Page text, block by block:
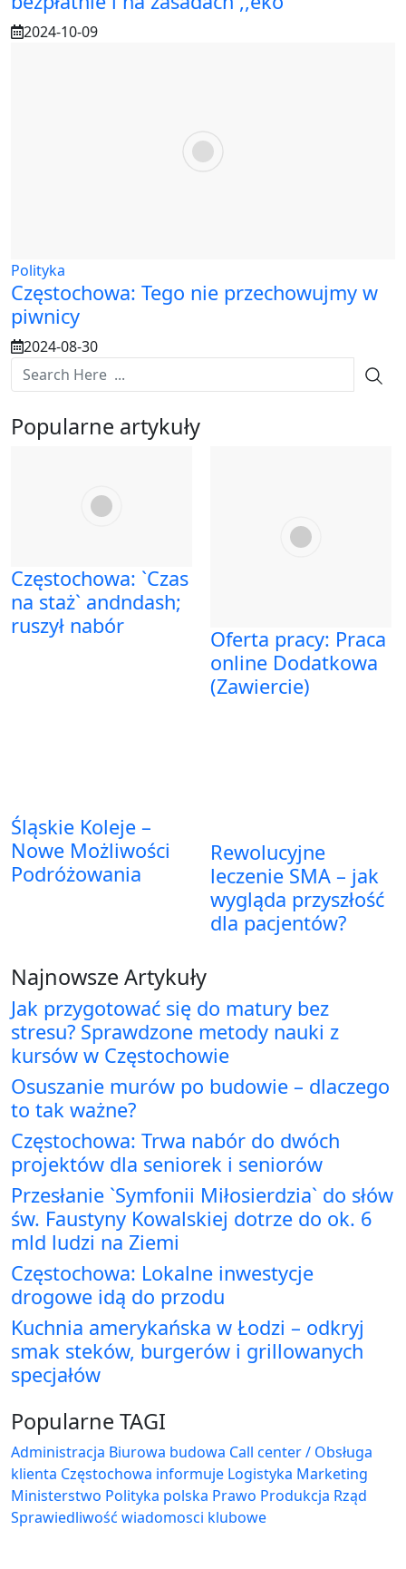
2024-10-09
Polityka
Częstochowa: Tego nie przechowujmy w
piwnicy
2024-08-30
Popularne artykuły
Częstochowa: `Czas
na staż` andndash;
ruszył nabór
Oferta pracy: Praca
online Dodatkowa
(Zawiercie)
Śląskie Koleje –
Nowe Możliwości
Podróżowania
Rewolucyjne
leczenie SMA – jak
wygląda przyszłość
dla pacjentów?
Najnowsze Artykuły
Jak przygotować się do matury bez
stresu? Sprawdzone metody nauki z
kursów w Częstochowie
Osuszanie murów po budowie – dlaczego
to tak ważne?
Częstochowa: Trwa nabór do dwóch
projektów dla seniorek i seniorów
Przesłanie `Symfonii Miłosierdzia` do słów
św. Faustyny Kowalskiej dotrze do ok. 6
mld ludzi na Ziemi
Częstochowa: Lokalne inwestycje
drogowe idą do przodu
Kuchnia amerykańska w Łodzi – odkryj
smak steków, burgerów i grillowanych
specjałów
Popularne TAGI
Administracja Biurowa budowa Call center / Obsługa
klienta Częstochowa informuje Logistyka Marketing
Ministerstwo Polityka polska Prawo Produkcja Rząd
Sprawiedliwość wiadomosci klubowe